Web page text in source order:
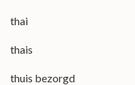
thai
thais
thuis bezorgd